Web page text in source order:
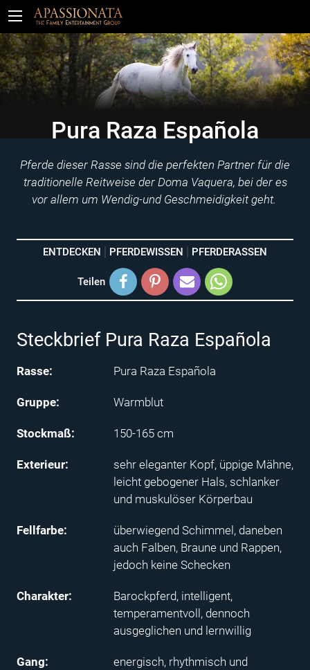
Pura Raza Española
Pferde dieser Rasse sind die perfekten Partner für die
traditionelle Reitweise der Doma Vaquera, bei der es
vor allem um Wendig-und Geschmeidigkeit geht.
ENTDECKEN PFERDEWISSEN PFERDERASSEN
Teilen
Steckbrief Pura Raza Española
Rasse: Pura Raza Española
Gruppe: Warmblut
Stockmaß: 150-165 cm
Exterieur:
sehr eleganter Kopf, üppige Mähne,
leicht gebogener Hals, schlanker
und muskulöser Körperbau
Fellfarbe:
überwiegend Schimmel, daneben
auch Falben, Braune und Rappen,
jedoch keine Schecken
Charakter:
Barockpferd, intelligent,
temperamentvoll, dennoch
ausgeglichen und lernwillig
Gang:
energisch, rhythmisch und